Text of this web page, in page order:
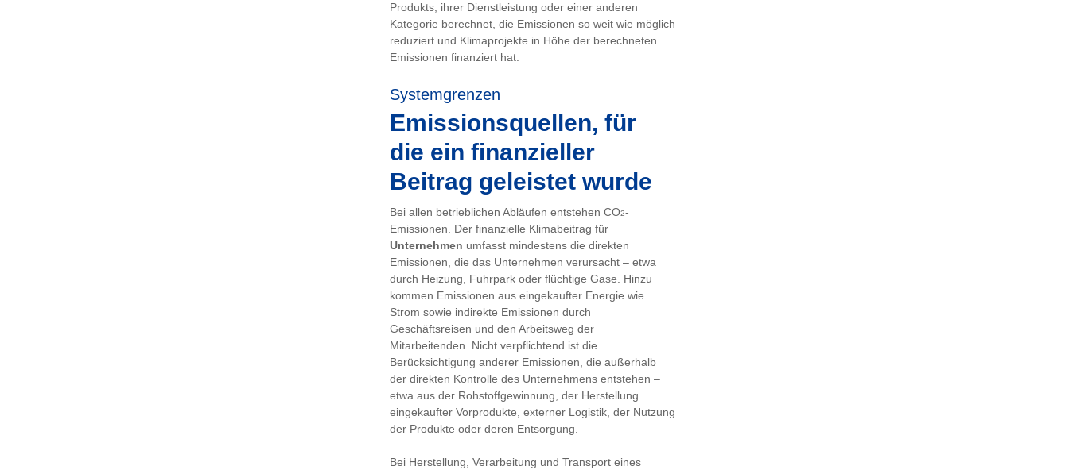
Produkts, ihrer Dienstleistung oder einer anderen
Kategorie berechnet, die Emissionen so weit wie möglich
reduziert und Klimaprojekte in Höhe der berechneten
Emissionen finanziert hat.
Systemgrenzen
Emissionsquellen, für
die ein finanzieller
Beitrag geleistet wurde
Bei allen betrieblichen Abläufen entstehen CO2-
Emissionen. Der finanzielle Klimabeitrag für
Unternehmen umfasst mindestens die direkten
Emissionen, die das Unternehmen verursacht – etwa
durch Heizung, Fuhrpark oder flüchtige Gase. Hinzu
kommen Emissionen aus eingekaufter Energie wie
Strom sowie indirekte Emissionen durch
Geschäftsreisen und den Arbeitsweg der
Mitarbeitenden. Nicht verpflichtend ist die
Berücksichtigung anderer Emissionen, die außerhalb
der direkten Kontrolle des Unternehmens entstehen –
etwa aus der Rohstoffgewinnung, der Herstellung
eingekaufter Vorprodukte, externer Logistik, der Nutzung
der Produkte oder deren Entsorgung.
Bei Herstellung, Verarbeitung und Transport eines